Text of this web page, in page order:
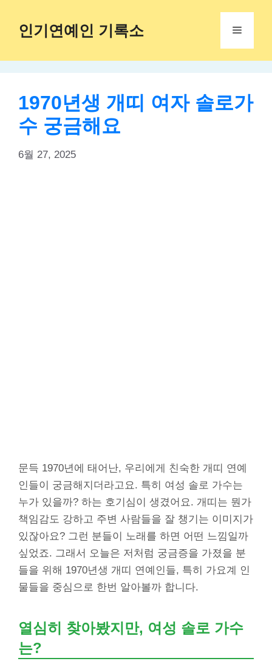
content
인기연예인 기록소 Menu
1970년생 개띠 여자 솔로가
수 궁금해요
6월 27, 2025
문득 1970년에 태어난, 우리에게 친숙한 개띠 연예
인들이 궁금해지더라고요. 특히 여성 솔로 가수는
누가 있을까? 하는 호기심이 생겼어요. 개띠는 뭔가
책임감도 강하고 주변 사람들을 잘 챙기는 이미지가
있잖아요? 그런 분들이 노래를 하면 어떤 느낌일까
싶었죠. 그래서 오늘은 저처럼 궁금증을 가졌을 분
들을 위해 1970년생 개띠 연예인들, 특히 가요계 인
물들을 중심으로 한번 알아볼까 합니다.
열심히 찾아봤지만, 여성 솔로 가수
는?